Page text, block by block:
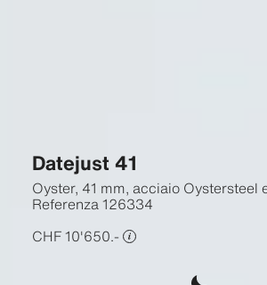
Datejust 41
Oyster, 41 mm, acciaio Oystersteel
Referenza126334
CHF 10'650.-